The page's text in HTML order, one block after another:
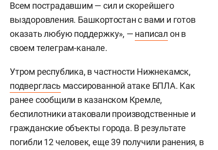
Всем пострадавшим — сил и скорейшего
выздоровления. Башкортостан с вами и готов
оказать любую поддержку», — написал он в
своем телеграм-канале.
Утром республика, в частности Нижнекамск,
подверглась массированной атаке БПЛА. Как
ранее сообщили в казанском Кремле,
беспилотники атаковали производственные и
гражданские объекты города. В результате
погибли 12 человек, еще 39 получили ранения, в